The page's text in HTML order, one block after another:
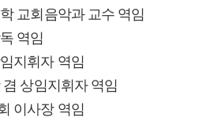
교회음악과 교수 역임
역임
지휘자 역임
상임지휘자 역임
이사장 역임